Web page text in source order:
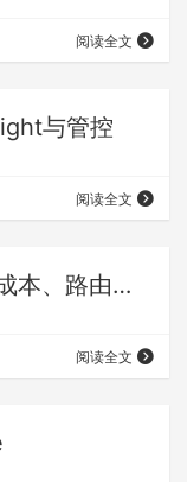
阅读全文
与管控
阅读全文
基于F5 BIG-IP实现LLM模型成本、路由、Metrics观测与控制
阅读全文